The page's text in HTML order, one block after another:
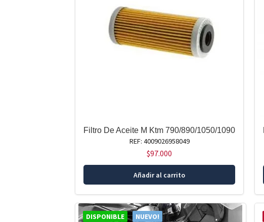
Filtro De Aceite M Ktm 790/890/1050/1090
REF: 4009026958049
$97.000
Añadir al carrito
DISPONIBLE NUEVO!